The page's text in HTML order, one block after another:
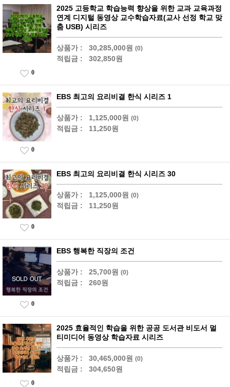
2025 고등학교 학습능력 향상을 위한 교과 교육과정
연계 디지털 동영상 교수학습자료(교사 선정 학교 맞
춤 USB) 시리즈
상품가 : 30,285,000원 (0)
적립금 : 302,850원
0
EBS 최고의 요리비결 한식 시리즈 1
상품가 : 1,125,000원 (0)
적립금 : 11,250원
0
EBS 최고의 요리비결 한식 시리즈 30
상품가 : 1,125,000원 (0)
적립금 : 11,250원
0
EBS 행복한 직장의 조건
상품가 : 25,700원 (0)
적립금 : 260원
0
2025 효율적인 학습을 위한 공공 도서관 비도서 멀
티미디어 동영상 학습자료 시리즈
상품가 : 30,465,000원 (0)
적립금 : 304,650원
0